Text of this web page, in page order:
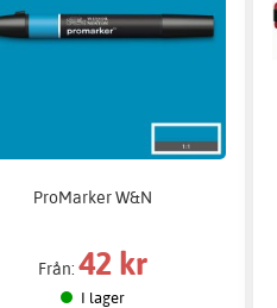
ProMarker W&N
Från: 42 kr
I lager